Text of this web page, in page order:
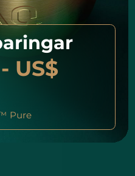
US$
Pure